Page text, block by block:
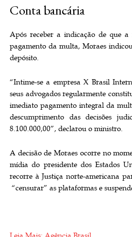
Conta bancária
Após receber a indicação de que
pagamento da multa, Moraes
depósito.
“Intime-se a empresa X Brasil
seus advogados regularmente
imediato pagamento integral da
descumprimento das decisões
8.100.000,00”, declarou o ministro.
A decisão de Moraes ocorre no
mídia do presidente dos Estados
recorre à Justiça norte-americana
“censurar” as plataformas e